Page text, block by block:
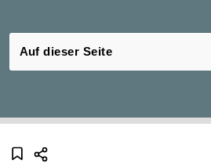
Auf dieser Seite